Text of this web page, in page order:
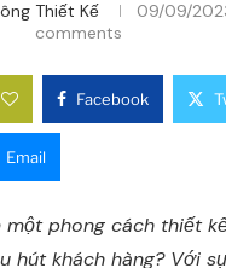
Thiết Kế 09/09/
comments
Facebook
Email
một phong cách thiết
hút khách hàng? Với